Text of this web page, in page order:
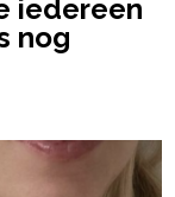
iedereen
nog